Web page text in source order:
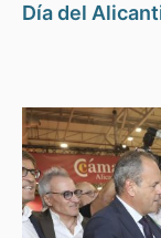
Día del